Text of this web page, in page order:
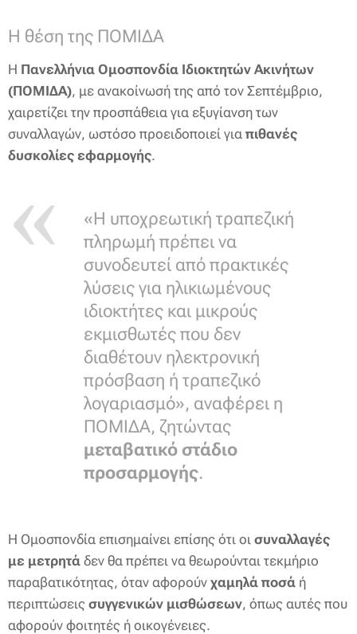
Η θέση της ΠΟΜΙΔΑ
Η Πανελλήνια Ομοσπονδία Ιδιοκτητών Ακινήτων
(ΠΟΜΙΔΑ), με ανακοίνωσή της από τον Σεπτέμβριο,
χαιρετίζει την προσπάθεια για εξυγίανση των
συναλλαγών, ωστόσο προειδοποιεί για πιθανές
δυσκολίες εφαρμογής.
«Η υποχρεωτική τραπεζική
πληρωμή πρέπει να
συνοδευτεί από πρακτικές
λύσεις για ηλικιωμένους
ιδιοκτήτες και μικρούς
εκμισθωτές που δεν
διαθέτουν ηλεκτρονική
πρόσβαση ή τραπεζικό
λογαριασμό», αναφέρει η
ΠΟΜΙΔΑ, ζητώντας
μεταβατικό στάδιο
προσαρμογής.
Η Ομοσπονδία επισημαίνει επίσης ότι οι συναλλαγές
με μετρητά δεν θα πρέπει να θεωρούνται τεκμήριο
παραβατικότητας, όταν αφορούν χαμηλά ποσά ή
περιπτώσεις συγγενικών μισθώσεων, όπως αυτές που
αφορούν φοιτητές ή οικογένειες.